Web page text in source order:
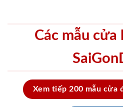
Các mẫu cửa
Xem tiếp 200 mẫu cửa